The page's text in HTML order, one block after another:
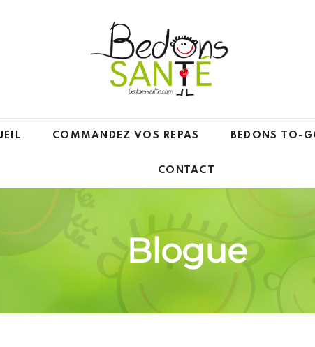
COMMANDEZ VOS REPAS BEDONS TO-
CONTACT
Blogue